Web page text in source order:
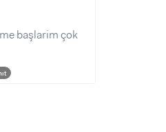
başlarim çok